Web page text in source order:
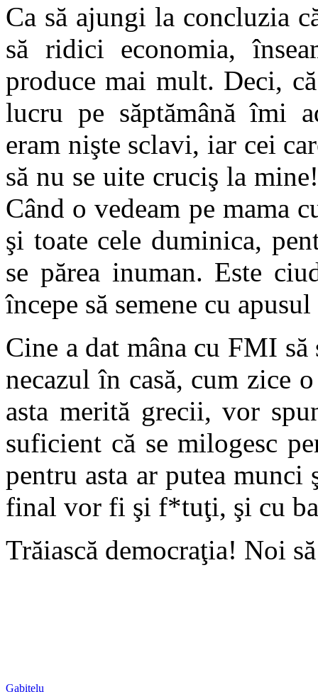
Ca să ajungi la concluzia
să ridici economia,
produce mai mult. Deci,
lucru pe săptămână îmi
eram nişte sclavi, iar cei
să nu se uite cruciş la
Când o vedeam pe mama
şi toate cele duminica,
se părea inuman. Este
începe să semene cu
Cine a dat mâna cu FMI
necazul în casă, cum zice
asta merită grecii, vor
suficient că se milogesc
pentru asta ar putea
final vor fi şi f*tuţi, şi cu
Trăiască democraţia! Noi
Gabitelu